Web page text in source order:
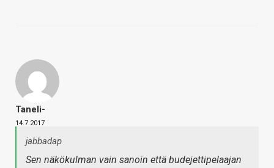
Taneli-
14.7.2017
jabbadap
Sen näkökulman vain sanoin että budejettipelaajan